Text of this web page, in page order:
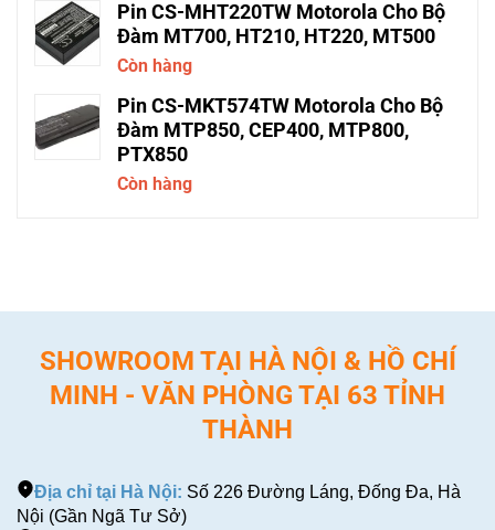
Pin CS-MHT220TW Motorola Cho Bộ
Đàm MT700, HT210, HT220, MT500
Còn hàng
Pin CS-MKT574TW Motorola Cho Bộ
Đàm MTP850, CEP400, MTP800,
PTX850
Còn hàng
SHOWROOM TẠI HÀ NỘI & HỒ CHÍ
MINH - VĂN PHÒNG TẠI 63 TỈNH
THÀNH
Địa chỉ tại Hà Nội: Số 226 Đường Láng, Đống Đa, Hà
Nội (Gần Ngã Tư Sở)